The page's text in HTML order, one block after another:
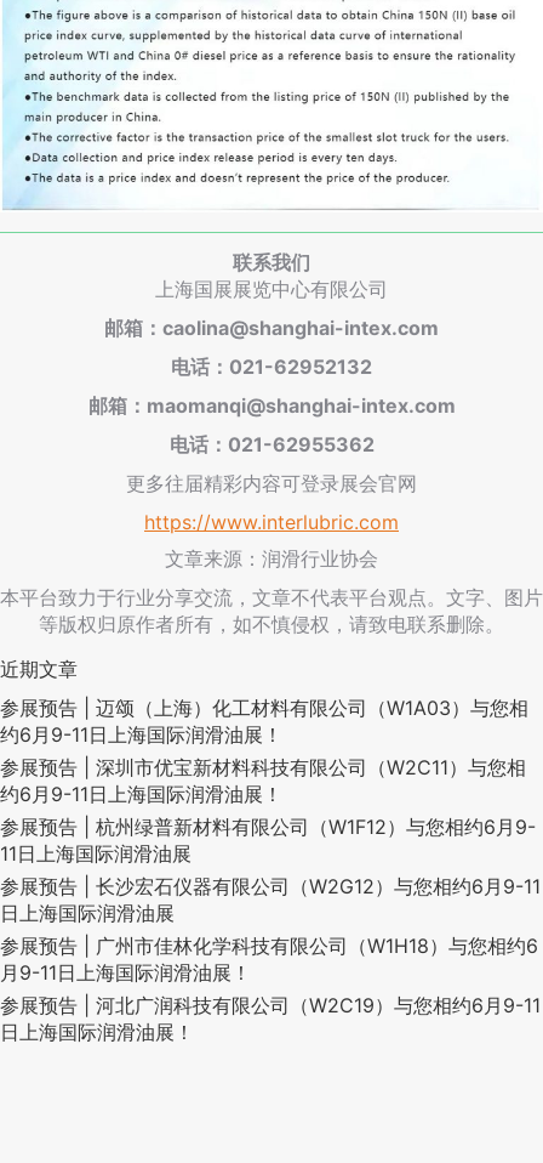
联系我们
上海国展展览中心有限公司
邮箱：caolina@shanghai-intex.com
电话：021-62952132
邮箱：maomanqi@shanghai-intex.com
电话：021-62955362
更多往届精彩内容可登录展会官网
https://www.interlubric.com
文章来源：润滑行业协会
本平台致力于行业分享交流，文章不代表平台观点。文字、图片
等版权归原作者所有，如不慎侵权，请致电联系删除。
近期文章
参展预告 | 迈颂（上海）化工材料有限公司（W1A03）与您相
约6月9-11日上海国际润滑油展！
参展预告 | 深圳市优宝新材料科技有限公司（W2C11）与您相
约6月9-11日上海国际润滑油展！
参展预告 | 杭州绿普新材料有限公司（W1F12）与您相约6月9-
11日上海国际润滑油展
参展预告 | 长沙宏石仪器有限公司（W2G12）与您相约6月9-11
日上海国际润滑油展
参展预告 | 广州市佳林化学科技有限公司（W1H18）与您相约6
月9-11日上海国际润滑油展！
参展预告 | 河北广润科技有限公司（W2C19）与您相约6月9-11
日上海国际润滑油展！